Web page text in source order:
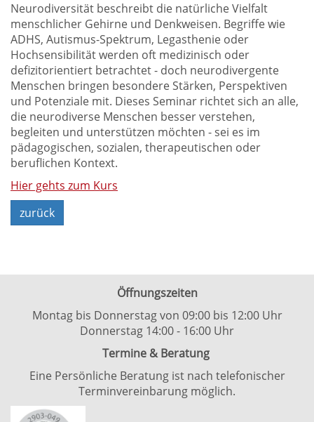
Neurodiversität beschreibt die natürliche Vielfalt
menschlicher Gehirne und Denkweisen. Begriffe wie
ADHS, Autismus-Spektrum, Legasthenie oder
Hochsensibilität werden oft medizinisch oder
defizitorientiert betrachtet - doch neurodivergente
Menschen bringen besondere Stärken, Perspektiven
und Potenziale mit. Dieses Seminar richtet sich an alle,
die neurodiverse Menschen besser verstehen,
begleiten und unterstützen möchten - sei es im
pädagogischen, sozialen, therapeutischen oder
beruflichen Kontext.
Hier gehts zum Kurs
zurück
Öffnungszeiten
Montag bis Donnerstag von 09:00 bis 12:00 Uhr
Donnerstag 14:00 - 16:00 Uhr
Termine & Beratung
Eine Persönliche Beratung ist nach telefonischer
Terminvereinbarung möglich.